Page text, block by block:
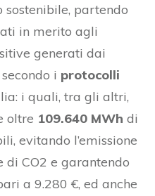
partendo
in merito agli
generati dai
i protocolli
i quali, tra gli altri,
oltre 109.640 MWh di
evitando l’emissione
CO2 e garantendo
a 9.280 €, ed anche